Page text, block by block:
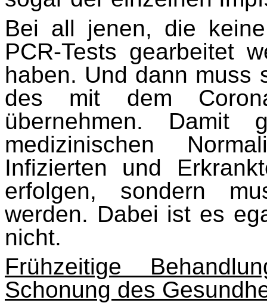
Bei all jenen, die
PCR-Tests gearbeitet
haben. Und dann muss
des mit dem
übernehmen. Damit
medizinischen
Infizierten und
erfolgen, sondern
werden. Dabei ist es
nicht.
Frühzeitige
Schonung des